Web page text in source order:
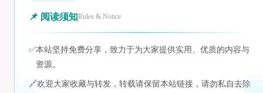
📌 阅读须知Rules & Notice
✅本站坚持免费分享，致力于为大家提供实用、优质的内容与
资源。
🔗欢迎大家收藏与转发，转载请保留本站链接，请勿私自去除